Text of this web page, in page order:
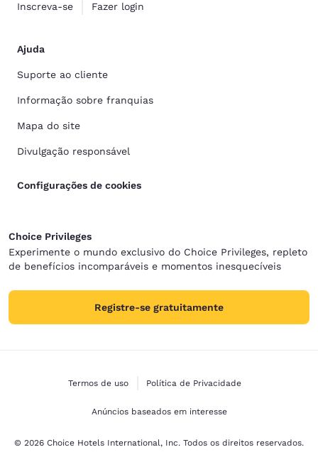
Inscreva-se Fazer login
Ajuda
Suporte ao cliente
Informação sobre franquias
Mapa do site
Divulgação responsável
Configurações de cookies
Choice Privileges
Experimente o mundo exclusivo do Choice Privileges, repleto
de benefícios incomparáveis e momentos inesquecíveis
Registre-se gratuitamente
Termos de uso Política de Privacidade
Anúncios baseados em interesse
© 2026 Choice Hotels International, Inc. Todos os direitos reservados.